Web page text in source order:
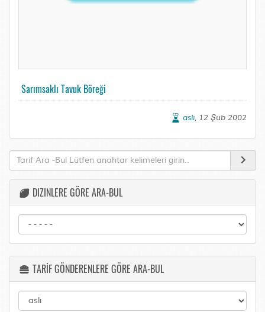
Sarımsaklı Tavuk Böreği
aslı, 12 Şub 2002
DIZINLERE GÖRE ARA-BUL
TARİF GÖNDERENLERE GÖRE ARA-BUL